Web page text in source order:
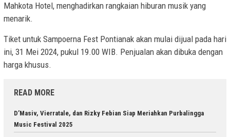
Mahkota Hotel, menghadirkan rangkaian hiburan musik yang
menarik.
Tiket untuk Sampoerna Fest Pontianak akan mulai dijual pada hari
ini, 31 Mei 2024, pukul 19.00 WIB. Penjualan akan dibuka dengan
harga khusus.
READ MORE
D’Masiv, Vierratale, dan Rizky Febian Siap Meriahkan Purbalingga
Music Festival 2025